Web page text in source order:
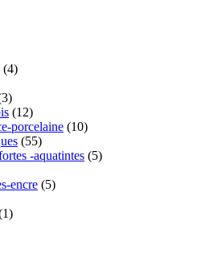
(4)
(12)
porcelaine (10)
(55)
-aquatintes (5)
encre (5)